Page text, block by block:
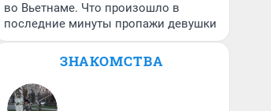
во Вьетнаме. Что произошло в
последние минуты пропажи девушки
ЗНАКОМСТВА